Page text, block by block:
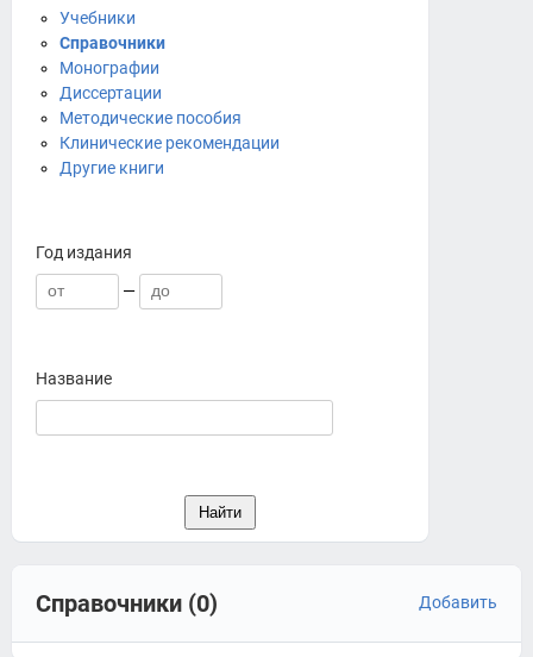
Учебники
Справочники
Монографии
Диссертации
Методические пособия
Клинические рекомендации
Другие книги
Год издания
—
Название
Справочники (0) Добавить